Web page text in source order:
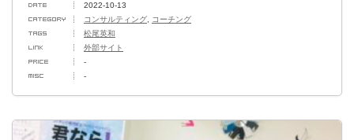
2022-10-13
コンサルティング
コーチング
松尾英和
外部サイト
-
-